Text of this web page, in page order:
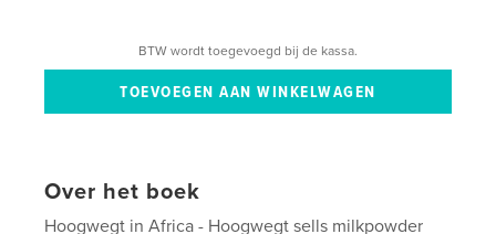
BTW wordt toegevoegd bij de kassa.
Over het boek
Hoogwegt in Africa - Hoogwegt sells milkpowder